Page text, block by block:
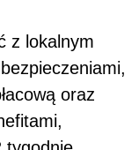
z lokalnym
oraz